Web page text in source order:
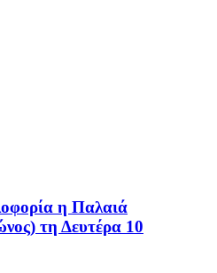
η Παλαιά
τη Δευτέρα 10